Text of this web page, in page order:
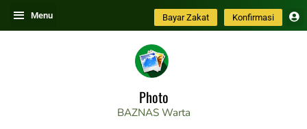
Skip
to
Menu Bayar Zakat Konfirmasi
Photo
BAZNAS Warta